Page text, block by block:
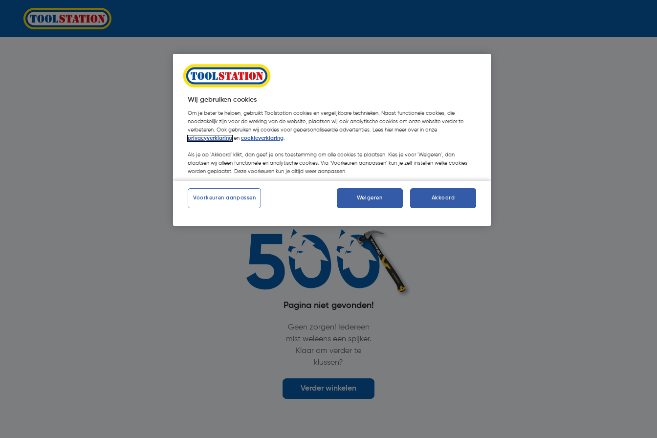
Oops!
Pagina niet gevonden!
Geen zorgen! Iedereen
mist weleens een spijker.
Klaar om verder te
klussen?
Verder winkelen
Wij gebruiken cookies
Om je beter te helpen, gebruikt Toolstation cookies en vergelijkbare technieken. Naast functionele cookies, die
noodzakelijk zijn voor de werking van de website, plaatsen wij ook analytische cookies om onze website verder te
verbeteren. Ook gebruiken wij cookies voor gepersonaliseerde advertenties. Lees hier meer over in onze
privacyverklaring en cookieverklaring.
Als je op 'Akkoord' klikt, dan geef je ons toestemming om alle cookies te plaatsen. Kies je voor 'Weigeren', dan
plaatsen wij alleen functionele en analytische cookies. Via 'Voorkeuren aanpassen' kun je zelf instellen welke cookies
worden geplaatst. Deze voorkeuren kun je altijd weer aanpassen.
Voorkeuren aanpassen Weigeren Akkoord